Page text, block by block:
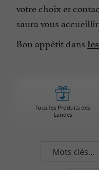
votre choix et
saura vous
Bon appétit dans
Tous les Produits des
Landes
Mots clés...